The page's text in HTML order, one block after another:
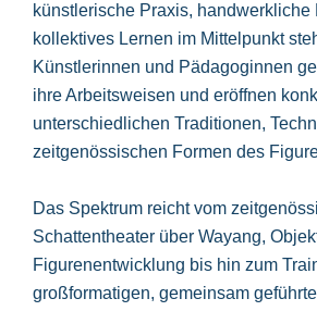
künstlerische Praxis, handwerkliche
kollektives Lernen im Mittelpunkt
Künstlerinnen und Pädagoginnen
ihre Arbeitsweisen und eröffnen
unterschiedlichen Traditionen,
zeitgenössischen Formen des
Das Spektrum reicht vom
Schattentheater über Wayang,
Figurenentwicklung bis hin zum
großformatigen, gemeinsam